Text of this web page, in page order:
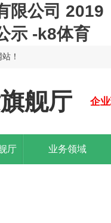
限公司 2019
示 -k8体育
！
舰厅 企
厅 业务领域